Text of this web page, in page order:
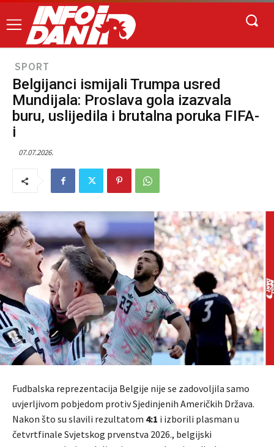
SPORT
Belgijanci ismijali Trumpa usred
Mundijala: Proslava gola izazvala
buru, uslijedila i brutalna poruka FIFA-
i
07.07.2026.
Fudbalska reprezentacija Belgije nije se zadovoljila samo
uvjerljivom pobjedom protiv Sjedinjenih Američkih Država.
Nakon što su slavili rezultatom 4:1 i izborili plasman u
četvrtfinale Svjetskog prvenstva 2026., belgijski